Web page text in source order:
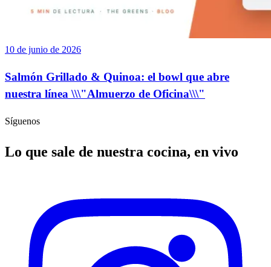
10 de junio de 2026
Salmón Grillado & Quinoa: el bowl que abre
nuestra línea \\\"Almuerzo de Oficina\\\"
Síguenos
Lo que sale de nuestra cocina, en vivo